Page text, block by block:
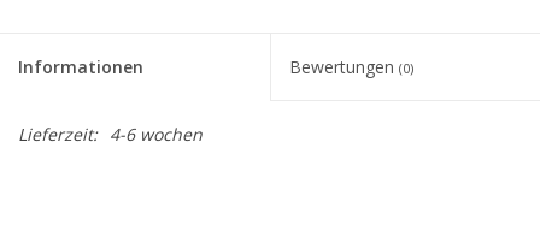
Informationen Bewertungen (0)
Lieferzeit: 4-6 wochen